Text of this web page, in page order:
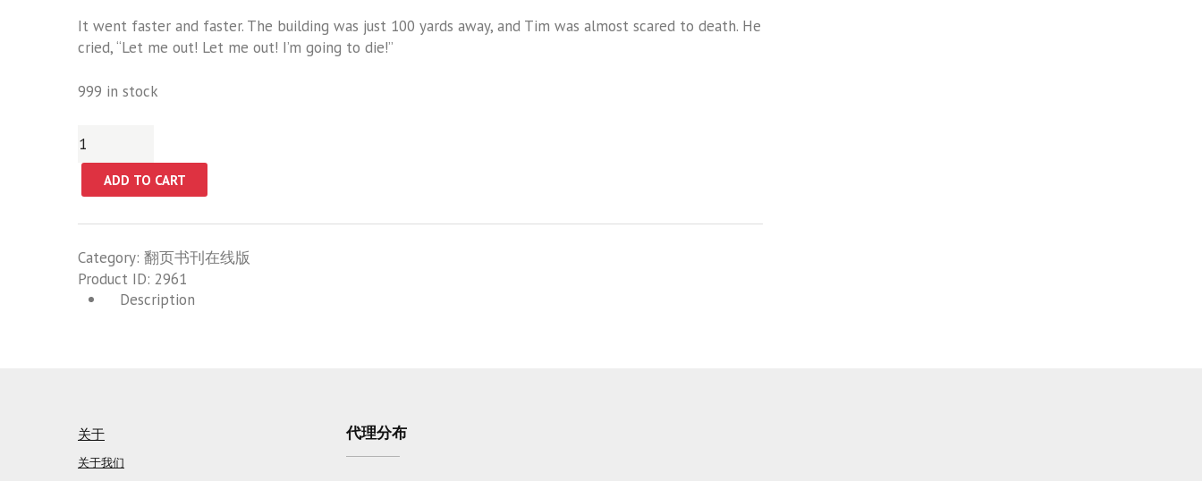
It went faster and faster. The building was just 100 yards away, and Tim was almost scared to death. He
cried, “Let me out! Let me out! I’m going to die!”
999 in stock
The
Summoning
the
Mud
other
stories
quantity
ADD TO CART
Category: 翻页书刊在线版
Product ID: 2961
Description
关于
关于我们
代理分布